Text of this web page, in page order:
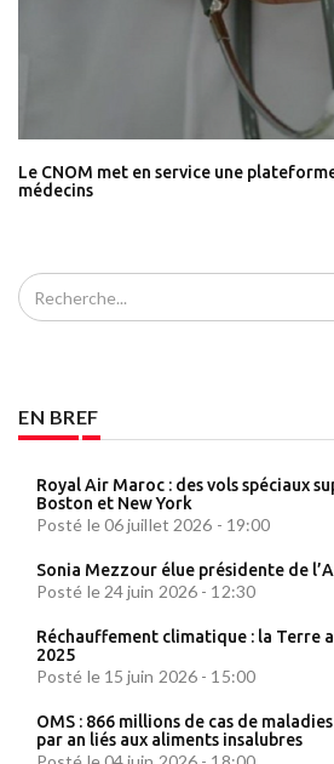
Le CNOM met en service une
médecins
EN BREF
Royal Air Maroc : des vols spéciaux
Boston et New York
Posté le 06 juillet 2026 - 19:00
Sonia Mezzour élue présidente de
Posté le 24 juin 2026 - 12:30
Réchauffement climatique : la Terre
2025
Posté le 15 juin 2026 - 15:00
OMS : 866 millions de cas de
par an liés aux aliments insalubres